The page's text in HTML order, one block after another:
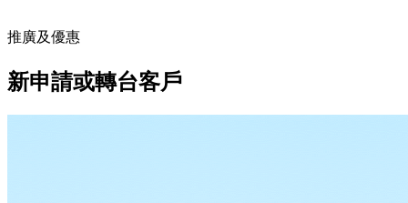
推廣及優惠
新申請或轉台客戶